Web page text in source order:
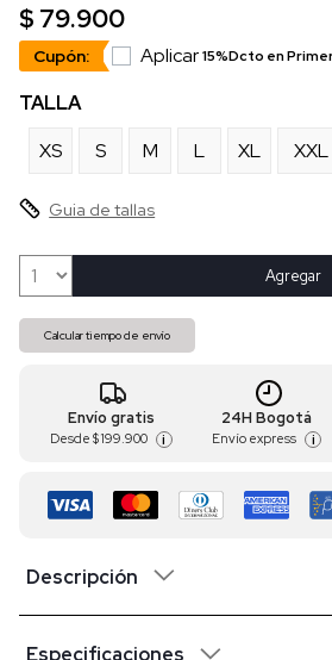
$ 79.900
Cupón: Aplicar15%Dcto en
TALLA
XS
S M L XL XXL
Guia de tallas
Agregar
Calcular tiempo de envío
Envío gratis
Desde $ 199.900 i
24H Bogotá
Envío express i
Descripción
Especificaciones